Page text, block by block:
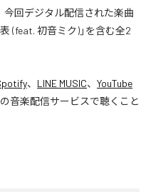
今回デジタル配信された楽曲
(feat. 初音ミク)」を含む全2
、 LINE MUSIC、 YouTube
音楽配信サービスで聴くこと